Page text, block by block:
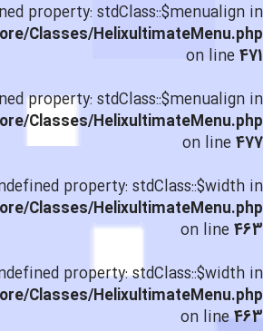
property: stdClass::$menualign in
Classes/HelixultimateMenu.php
on line471
property: stdClass::$menualign in
Classes/HelixultimateMenu.php
on line477
property: stdClass::$width in
Classes/HelixultimateMenu.php
on line463
property: stdClass::$width in
Classes/HelixultimateMenu.php
on line463